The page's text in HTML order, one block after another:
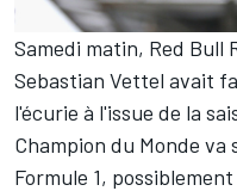
Samedi matin, Red Bull
Sebastian Vettel avait
l'écurie à l'issue de la
Champion du Monde
Formule 1,